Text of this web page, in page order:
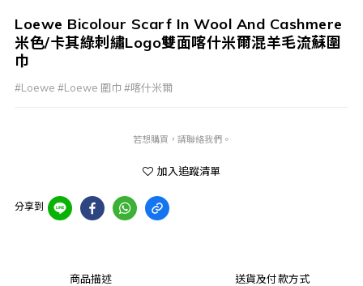
Loewe Bicolour Scarf In Wool And Cashmere
米色/卡其綠刺繡Logo雙面喀什米爾混羊毛流蘇圍
巾
#Loewe #Loewe 圍巾 #喀什米爾
若想購買，請聯絡我們。
加入追蹤清單
分享到
商品描述 送貨及付款方式